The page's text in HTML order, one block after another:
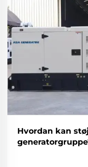
Hvordan kan